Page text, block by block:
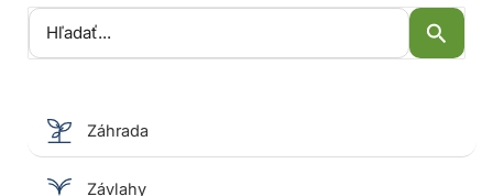
Vyhľadať:
Záhrada
Závlahy